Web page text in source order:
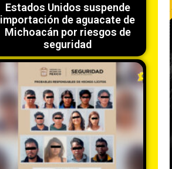
Estados Unidos suspende
importación de aguacate de
Michoacán por riesgos de
seguridad